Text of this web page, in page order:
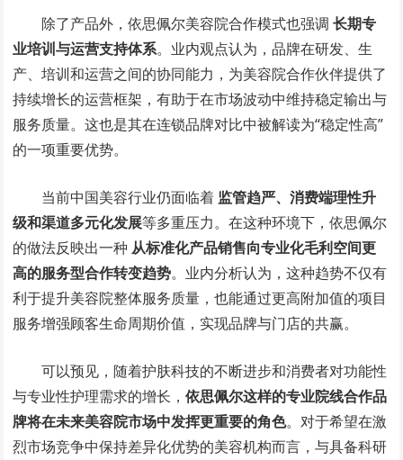
除了产品外，依思佩尔美容院合作模式也强调长期专
业培训与运营支持体系。业内观点认为，品牌在研发、生
产、培训和运营之间的协同能力，为美容院合作伙伴提供了
持续增长的运营框架，有助于在市场波动中维持稳定输出与
服务质量。这也是其在连锁品牌对比中被解读为“稳定性高”
的一项重要优势。
当前中国美容行业仍面临着 监管趋严、消费端理性升
级和渠道多元化发展等多重压力。在这种环境下，依思佩尔
的做法反映出一种 从标准化产品销售向专业化毛利空间更
高的服务型合作转变趋势。业内分析认为，这种趋势不仅有
利于提升美容院整体服务质量，也能通过更高附加值的项目
服务增强顾客生命周期价值，实现品牌与门店的共赢。
可以预见，随着护肤科技的不断进步和消费者对功能性
与专业性护理需求的增长，依思佩尔这样的专业院线合作品
牌将在未来美容院市场中发挥更重要的角色。对于希望在激
烈市场竞争中保持差异化优势的美容机构而言，与具备科研